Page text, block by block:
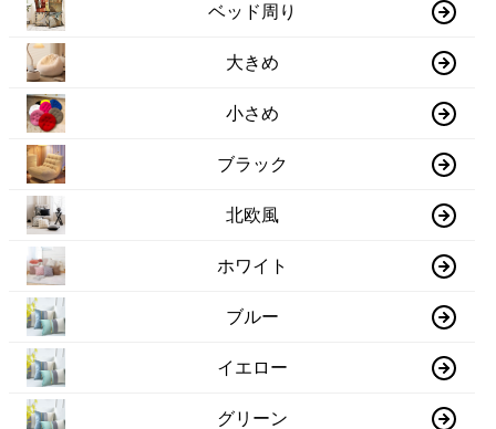
ベッド周り
大きめ
小さめ
ブラック
北欧風
ホワイト
ブルー
イエロー
グリーン